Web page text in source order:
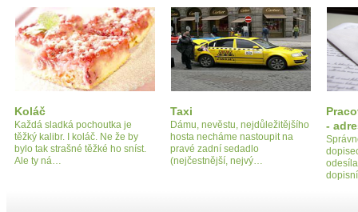
Koláč
Každá sladká pochoutka je
těžký kalibr. I koláč. Ne že by
bylo tak strašné těžké ho sníst.
Ale ty ná…
Taxi
Dámu, nevěstu, nejdůležitějšího
hosta necháme nastoupit na
pravé zadní sedadlo
(nejčestnější, nejvý…
-